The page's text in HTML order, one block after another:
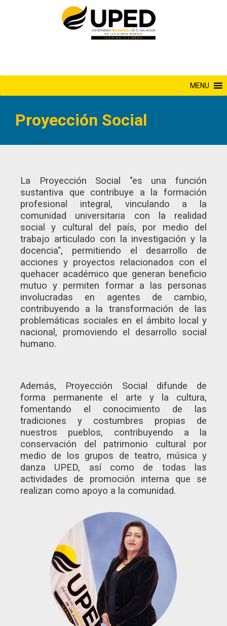
MENU
Proyección Social
La Proyección Social "es una función
sustantiva que contribuye a la formación
profesional integral, vinculando a la
comunidad universitaria con la realidad
social y cultural del país, por medio del
trabajo articulado con la investigación y la
docencia", permitiendo el desarrollo de
acciones y proyectos relacionados con el
quehacer académico que generan beneficio
mutuo y permiten formar a las personas
involucradas en agentes de cambio,
contribuyendo a la transformación de las
problemáticas sociales en el ámbito local y
nacional, promoviendo el desarrollo social
humano.
Además, Proyección Social difunde de
forma permanente el arte y la cultura,
fomentando el conocimiento de las
tradiciones y costumbres propias de
nuestros pueblos, contribuyendo a la
conservación del patrimonio cultural por
medio de los grupos de teatro, música y
danza UPED, así como de todas las
actividades de promoción interna que se
realizan como apoyo a la comunidad.